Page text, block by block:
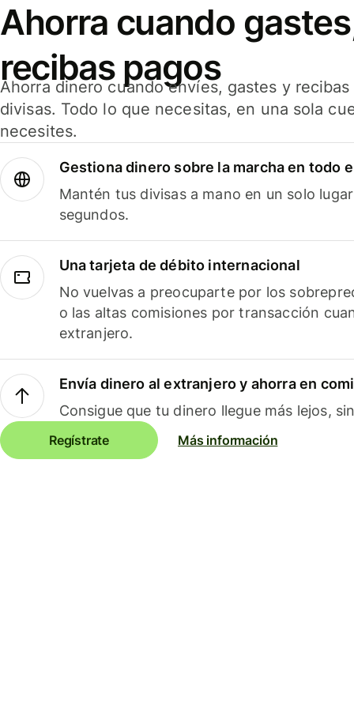
Ahorra cuando
recibas pagos
Ahorra dinero cuando envíes, gastes y
divisas. Todo lo que necesitas, en una sola
necesites.
Gestiona dinero sobre la marcha en todo
Mantén tus divisas a mano en un solo
segundos.
Una tarjeta de débito internacional
No vuelvas a preocuparte por los
o las altas comisiones por transacción
extranjero.
Envía dinero al extranjero y ahorra en
Consigue que tu dinero llegue más lejos,
Regístrate Más información